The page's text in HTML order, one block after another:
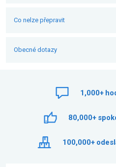
Co nelze přepravit
Obecné dotazy
1,000+
80,000+
100,000+